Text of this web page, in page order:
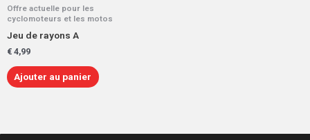
Offre actuelle pour les
cyclomoteurs et les motos
Jeu de rayons A
€ 4,99
Ajouter au panier